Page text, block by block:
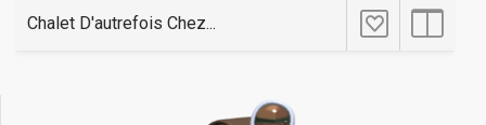
Chalet D'autrefois Chez...